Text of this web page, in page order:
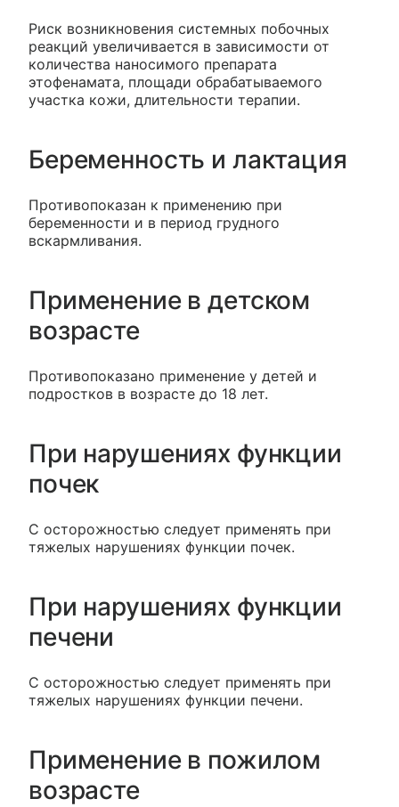
Риск возникновения системных побочных
реакций увеличивается в зависимости от
количества наносимого препарата
этофенамата, площади обрабатываемого
участка кожи, длительности терапии.
Беременность и лактация
Противопоказан к применению при
беременности и в период грудного
вскармливания.
Применение в детском
возрасте
Противопоказано применение у детей и
подростков в возрасте до 18 лет.
При нарушениях функции
почек
С осторожностью следует применять при
тяжелых нарушениях функции почек.
При нарушениях функции
печени
С осторожностью следует применять при
тяжелых нарушениях функции печени.
Применение в пожилом
возрасте